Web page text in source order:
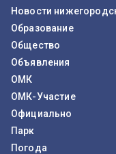
Новости
Образование
Общество
Объявления
ОМК
ОМК-Участие
Официально
Парк
Погода